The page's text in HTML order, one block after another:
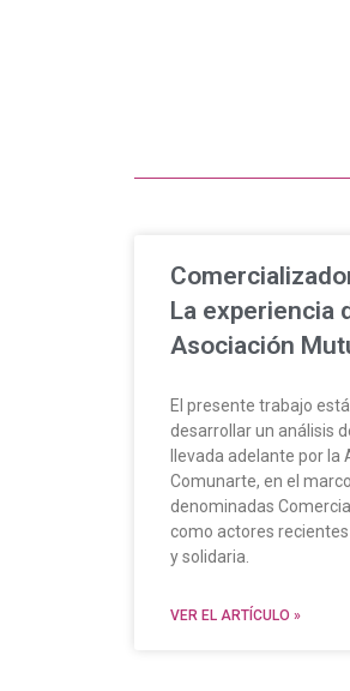
La experiencia
Asociación
El presente trabajo
desarrollar un análisis
llevada adelante por la
Comunarte, en el
denominadas
como actores
y solidaria.
VER EL ARTÍCULO »